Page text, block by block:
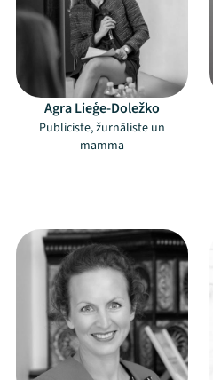
Agra Lieģe-Doležko
Publiciste, žurnāliste un
mamma